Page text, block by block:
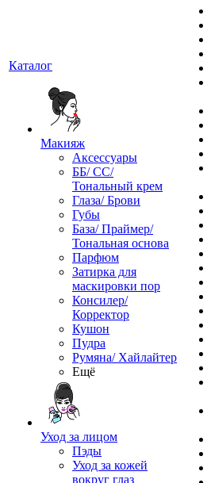
Каталог
Макияж
Аксессуары
ББ/ СС/
Тональный крем
Глаза/ Брови
Губы
База/ Праймер/
Тональная основа
Парфюм
Затирка для
маскировки пор
Консилер/
Корректор
Кушон
Пудра
Румяна/ Хайлайтер
Ещё
Уход за лицом
Пэды
Уход за кожей
вокруг глаз